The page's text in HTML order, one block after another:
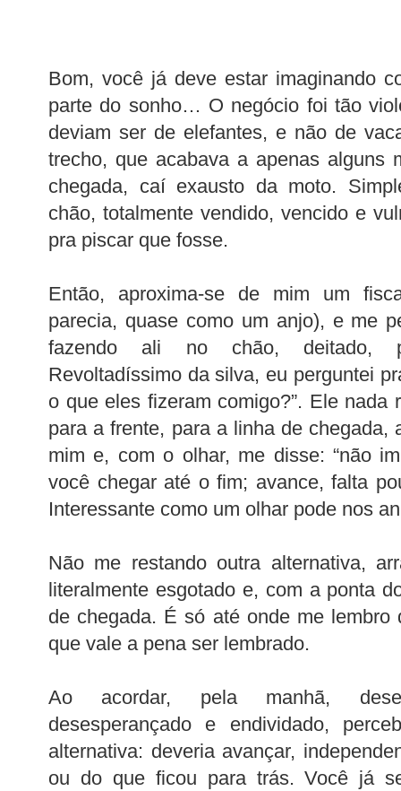
Bom, você já deve estar imaginando
parte do sonho… O negócio foi tão
deviam ser de elefantes, e não de
trecho, que acabava a apenas alguns
chegada, caí exausto da moto.
chão, totalmente vendido, vencido e
pra piscar que fosse.
Então, aproxima-se de mim um
parecia, quase como um anjo), e me
fazendo ali no chão, deitado,
Revoltadíssimo da silva, eu perguntei
o que eles fizeram comigo?”. Ele nada
para a frente, para a linha de chegada,
mim e, com o olhar, me disse: “não
você chegar até o fim; avance, falta
Interessante como um olhar pode nos
Não me restando outra alternativa,
literalmente esgotado e, com a ponta
de chegada. É só até onde me
que vale a pena ser lembrado.
Ao acordar, pela manhã,
desesperançado e endividado,
alternativa: deveria avançar,
ou do que ficou para trás. Você já